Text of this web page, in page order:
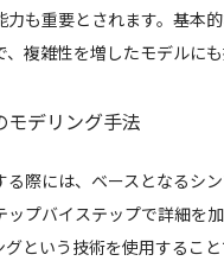
力も重要とされます。基本
、複雑性を増したモデルに
モデリング手法
る際には、ベースとなるシ
ップバイステップで詳細を
という技術を使用するこ